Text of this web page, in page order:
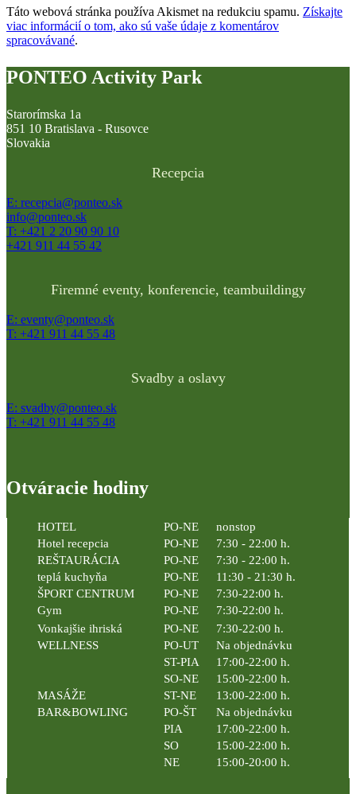
Táto webová stránka používa Akismet na redukciu spamu. Získajte
viac informácií o tom, ako sú vaše údaje z komentárov
spracovávané.
PONTEO Activity Park
Starorímska 1a
851 10 Bratislava - Rusovce
Slovakia
Recepcia
E: recepcia@ponteo.sk
info@ponteo.sk
T: +421 2 20 90 90 10
+421 911 44 55 42
Firemné eventy, konferencie, teambuildingy
E: eventy@ponteo.sk
T: +421 911 44 55 48
Svadby a oslavy
E: svadby@ponteo.sk
T: +421 911 44 55 48
Otváracie hodiny
HOTEL PO-NE
nonstop
Hotel recepcia
PO-NE
7:30 - 22:00 h.
REŠTAURÁCIA
PO-NE
7:30 - 22:00 h.
teplá kuchyňa
PO-NE
11:30 - 21:30 h.
ŠPORT CENTRUM
PO-NE
7:30-22:00 h.
Gym
PO-NE
7:30-22:00 h.
Vonkajšie ihriská
PO-NE
7:30-22:00 h.
WELLNESS
PO-UT
Na objednávku
ST-PIA
17:00-22:00 h.
SO-NE
15:00-22:00 h.
MASÁŽE
ST-NE
13:00-22:00 h.
BAR&BOWLING
PO-ŠT
Na objednávku
PIA
17:00-22:00 h.
SO
15:00-22:00 h.
NE
15:00-20:00 h.